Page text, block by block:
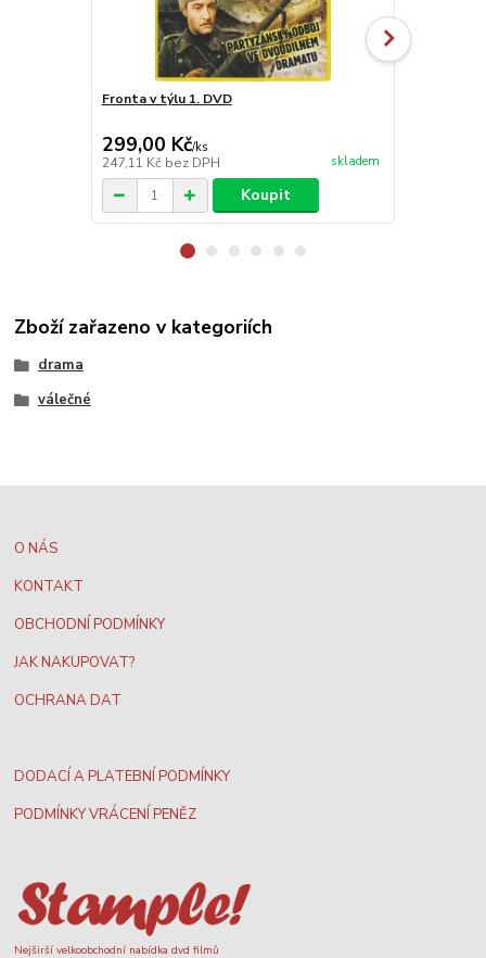
Fronta v týlu 1. DVD
299,00 Kč/ks
247,11 Kč bez DPH skladem
Koupit
Zboží zařazeno v kategoriích
drama
válečné
O NÁS
KONTAKT
OBCHODNÍ PODMÍNKY
JAK NAKUPOVAT?
OCHRANA DAT
DODACÍ A PLATEBNÍ PODMÍNKY
PODMÍNKY VRÁCENÍ PENĚZ
Nejširší velkoobchodní nabídka dvd filmů